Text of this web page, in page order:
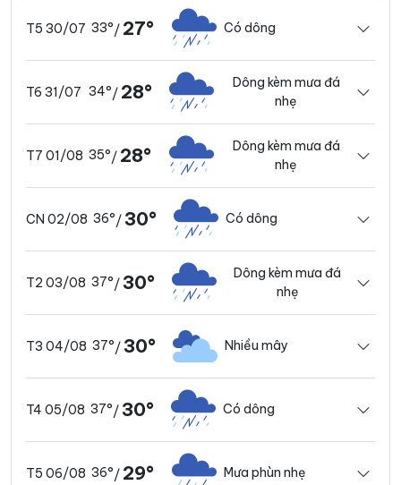
T5 30/07 33°/ 27° Có dông
T6 31/07 34°/ 28°
Dông kèm mưa đá
nhẹ
T7 01/08 35°/ 28°
Dông kèm mưa đá
nhẹ
CN 02/08 36°/30° Có dông
T2 03/08 37°/30°
Dông kèm mưa đá
nhẹ
T3 04/08 37°/30° Nhiều mây
T4 05/08 37°/30° Có dông
T5 06/08 36°/ 29° Mưa phùn nhẹ